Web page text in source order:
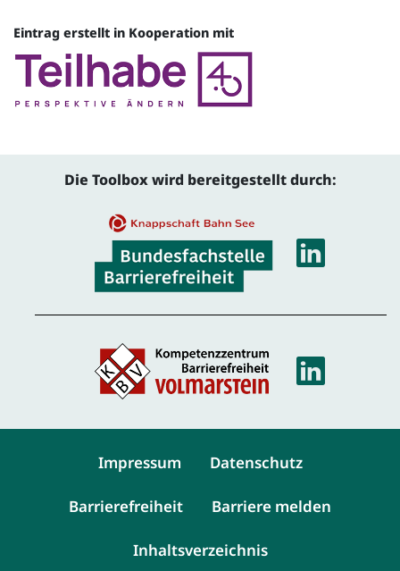
Quelle
Eintrag erstellt in Kooperation mit
Die Toolbox wird bereitgestellt durch:
Service-Navigation
Impressum Datenschutz
Barrierefreiheit Barriere melden
Inhaltsverzeichnis